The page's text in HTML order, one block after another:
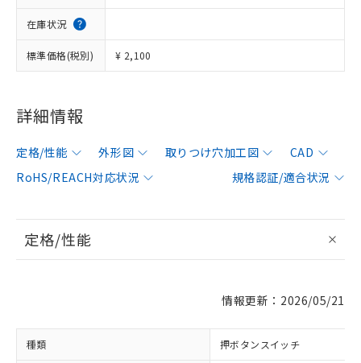
在庫状況
標準価格(税別) ¥ 2,100
詳細情報
定格/性能 外形図 取りつけ穴加工図
CAD
RoHS/REACH対応状況
規格認証/適合状況
定格/性能
情報更新：2026/05/21
種類 押ボタンスイッチ